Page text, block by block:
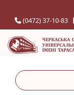
(0472) 37-10-83